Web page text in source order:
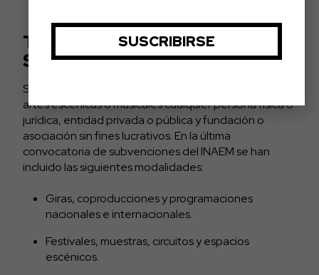
TIPOS DE AYUDAS Y
SUBVENCIONES DEL INAEM
Serán elegibles para solicitar las subvenciones sobre
artes escénicas o musicales cualquier persona física o
jurídica, entidad privada o pública y fundación o
asociación sin fines lucrativos. En la última
convocatoria de subvenciones del INAEM se han
incluido las siguientes modalidades:
Giras, coproducciones y programaciones
nacionales e internacionales.
Festivales, muestras, circuitos y espacios
escénicos.